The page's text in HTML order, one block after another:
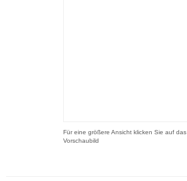
Für eine größere Ansicht klicken Sie auf das
Vorschaubild